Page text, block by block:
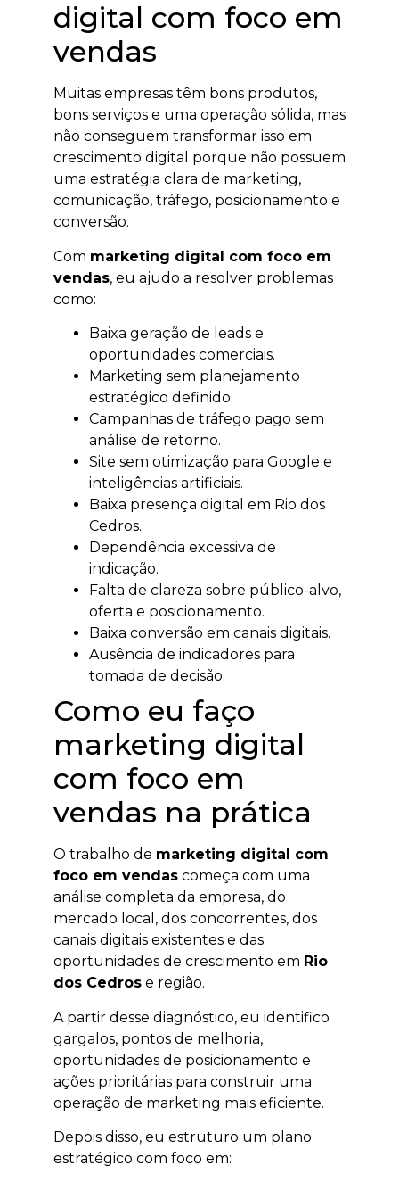
digital com foco em
vendas
Muitas empresas têm bons produtos,
bons serviços e uma operação sólida, mas
não conseguem transformar isso em
crescimento digital porque não possuem
uma estratégia clara de marketing,
comunicação, tráfego, posicionamento e
conversão.
Com marketing digital com foco em
vendas, eu ajudo a resolver problemas
como:
Baixa geração de leads e
oportunidades comerciais.
Marketing sem planejamento
estratégico definido.
Campanhas de tráfego pago sem
análise de retorno.
Site sem otimização para Google e
inteligências artificiais.
Baixa presença digital em Rio dos
Cedros.
Dependência excessiva de
indicação.
Falta de clareza sobre público-alvo,
oferta e posicionamento.
Baixa conversão em canais digitais.
Ausência de indicadores para
tomada de decisão.
Como eu faço
marketing digital
com foco em
vendas na prática
O trabalho de marketing digital com
foco em vendas começa com uma
análise completa da empresa, do
mercado local, dos concorrentes, dos
canais digitais existentes e das
oportunidades de crescimento em Rio
dos Cedros e região.
A partir desse diagnóstico, eu identifico
gargalos, pontos de melhoria,
oportunidades de posicionamento e
ações prioritárias para construir uma
operação de marketing mais eficiente.
Depois disso, eu estruturo um plano
estratégico com foco em: